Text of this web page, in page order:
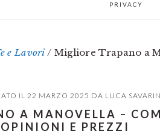
PRIVACY
e Lavori / Migliore Trapano a
IL 22 MARZO 2025 DA LUCA
A MANOVELLA –
OPINIONI E PREZZI